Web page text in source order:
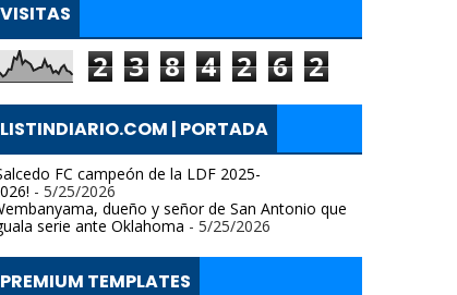
VISITAS
2 3 8 4 2 6 2
LISTINDIARIO.COM | PORTADA
FC campeón de la LDF 2025-
- 5/25/2026
dueño y señor de San Antonio que
serie ante Oklahoma - 5/25/2026
PREMIUM TEMPLATES